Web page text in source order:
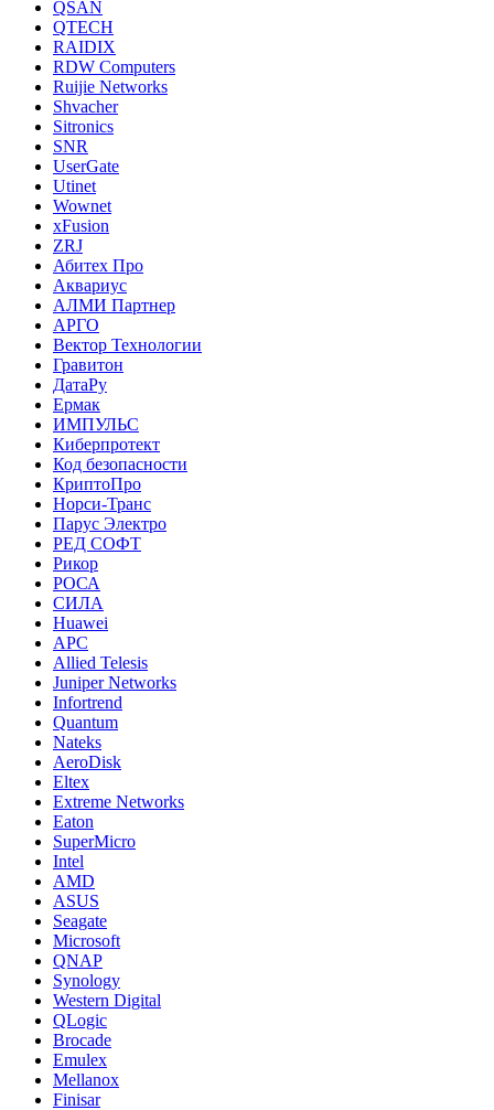
QSAN
QTECH
RAIDIX
RDW Computers
Ruijie Networks
Shvacher
Sitronics
SNR
UserGate
Utinet
Wownet
xFusion
ZRJ
Абитех Про
Аквариус
АЛМИ Партнер
АРГО
Вектор Технологии
Гравитон
ДатаРу
Ермак
ИМПУЛЬС
Киберпротект
Код безопасности
КриптоПро
Норси-Транс
Парус Электро
РЕД СОФТ
Рикор
РОСА
СИЛА
Huawei
APC
Allied Telesis
Juniper Networks
Infortrend
Quantum
Nateks
AeroDisk
Eltex
Extreme Networks
Eaton
SuperMicro
Intel
AMD
ASUS
Seagate
Microsoft
QNAP
Synology
Western Digital
QLogic
Brocade
Emulex
Mellanox
Finisar